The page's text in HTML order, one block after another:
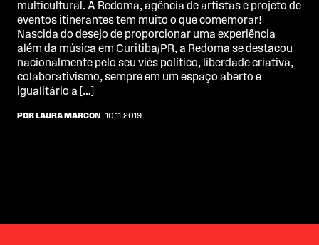
multicultural. A Redoma, agência de artistas e projeto de
eventos itinerantes tem muito o que comemorar!
Nascida do desejo de proporcionar uma experiência
além da música em Curitiba/PR, a Redoma se destacou
nacionalmente pelo seu viés político, liberdade criativa,
colaborativismo, sempre em um espaço aberto e
igualitário a […]
POR LAURA MARCON | 10.11.2019